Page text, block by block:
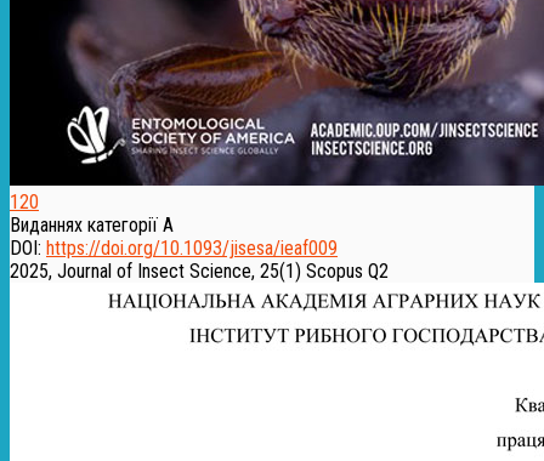
120
Виданнях категорії А
DOI: https://doi.org/10.1093/jisesa/ieaf009
2025, Journal of Insect Science, 25(1) Scopus Q2